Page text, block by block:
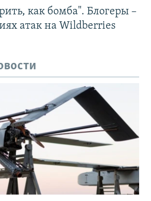
как бомба". Блогеры –
атак на Wildberries